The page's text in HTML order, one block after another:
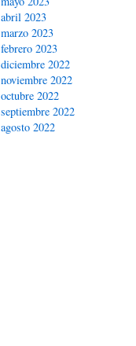
abril 2023
marzo 2023
febrero 2023
diciembre 2022
noviembre 2022
octubre 2022
septiembre 2022
agosto 2022